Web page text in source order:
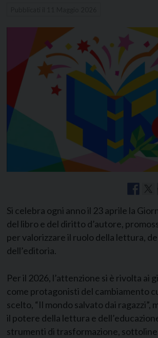
Si celebra ogni anno il 23 aprile la
del libro e del diritto d’autore,
per valorizzare il ruolo della lettura,
dell’editoria.
Per il 2026, l’attenzione si è rivolta ai
come protagonisti del cambiamento
scelto, “Il mondo salvato dai ragazzi”,
il potere della lettura e
strumenti di trasformazione,